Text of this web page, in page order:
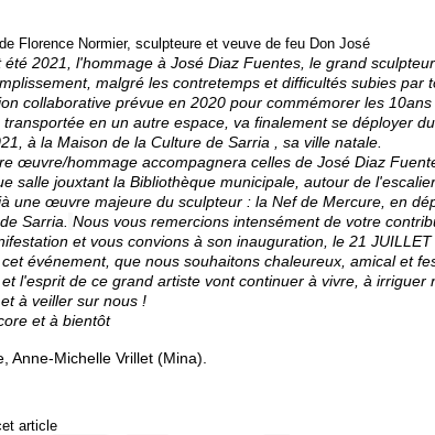
Florence Normier, sculpteure et veuve de feu Don José
été 2021, l'hommage à José Diaz Fuentes, le grand
malgré les contretemps et difficultés subies par
collaborative prévue en 2020 pour commémorer les 10ans
en un autre espace, va finalement se déployer
à la Maison de la Culture de Sarria , sa ville natale.
œuvre/hommage accompagnera celles de José Diaz
salle jouxtant la Bibliothèque municipale, autour de
une œuvre majeure du sculpteur : la Nef de Mercure, en
Sarria. Nous vous remercions intensément de votre
et vous convions à son inauguration, le 21 JUILLET
événement, que nous souhaitons chaleureux, amical et
l'esprit de ce grand artiste vont continuer à vivre, à irriguer
à veiller sur nous !
et à bientôt
Anne-Michelle Vrillet (Mina).
article